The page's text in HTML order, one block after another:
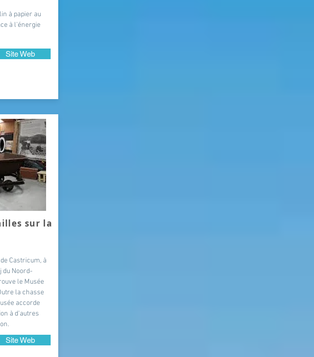
à papier au
à l'énergie
Site Web
sur la
Castricum, à
du Noord-
le Musée
la chasse
accorde
à d'autres
Site Web